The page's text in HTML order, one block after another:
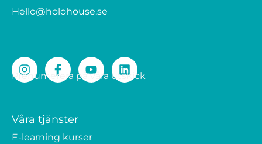
Hello@holohouse.se
Prenumerera på våra utskick
Våra tjänster
E-learning kurser